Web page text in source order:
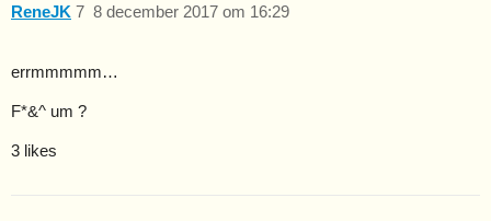
ReneJK 8 december 2017 om 16:29
7
errmmmmm…
F*&^ um ?
3 likes